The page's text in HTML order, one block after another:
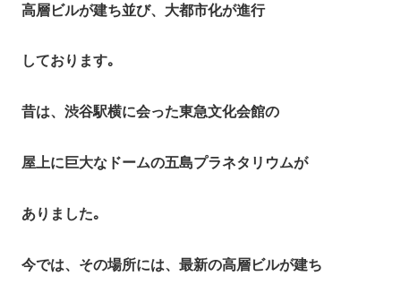
高層ビルが建ち並び、大都市化が進行
しております｡
昔は、渋谷駅横に会った東急文化会館の
屋上に巨大なドームの五島プラネタリウムが
ありました｡
今では、その場所には、最新の高層ビルが建ち